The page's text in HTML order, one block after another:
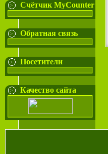
Cчётчик MyCounter
Обратная связь
Посетители
Качество сайта